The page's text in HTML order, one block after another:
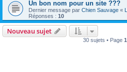
Un bon nom pour un site ???
Dernier message par Chien Sauvage «
Réponses : 10
Nouveau sujet
30 sujets • Page 1